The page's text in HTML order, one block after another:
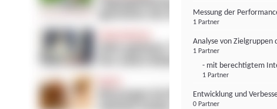
Messung der
1 Partner
Analyse von Zielgruppen
1 Partner
- mit berechtigtem
1 Partner
Entwicklung und
0 Partner